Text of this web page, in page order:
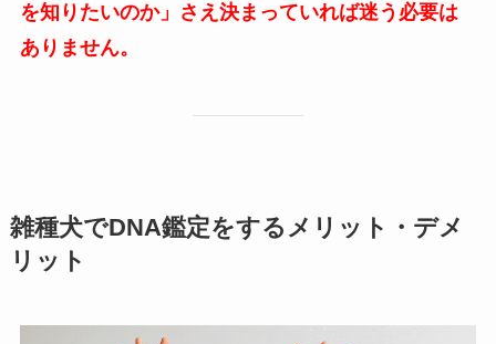
を知りたいのか」さえ決まっていれば迷う必要は
ありません。
雑種犬でDNA鑑定をするメリット・デメ
リット